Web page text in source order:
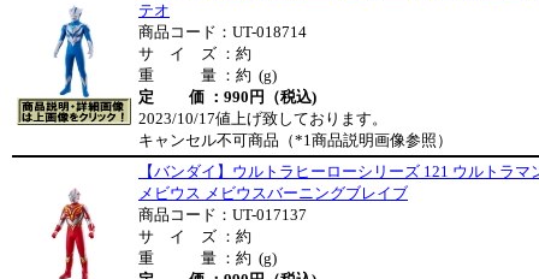
テオ
商品コード：UT-018714
サ イ ズ ：約
重 量 ：約 (g)
定 価 ：990円（税込)
2023/10/17値上げ致しております。
キャンセル不可商品（*1商品説明画像参照）
【バンダイ】ウルトラヒーローシリーズ 121 ウルトラマ
メビウス メビウスバーニングブレイブ
商品コード：UT-017137
サ イ ズ ：約
重 量 ：約 (g)